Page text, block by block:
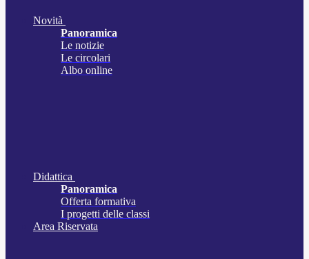
Novità
Panoramica
Le notizie
Le circolari
Albo online
Didattica
Panoramica
Offerta formativa
I progetti delle classi
Area Riservata